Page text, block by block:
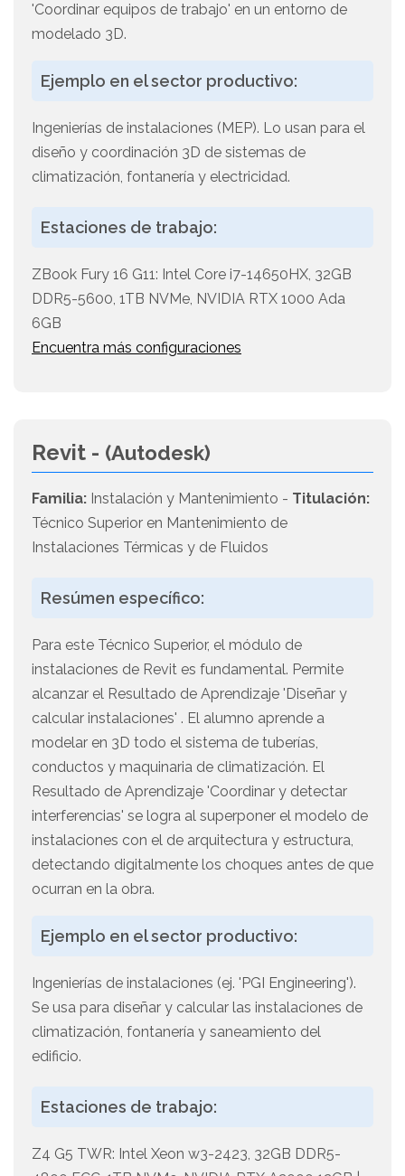
'Coordinar equipos de trabajo' en un entorno de
modelado 3D.
Ejemplo en el sector productivo:
Ingenierías de instalaciones (MEP). Lo usan para el
diseño y coordinación 3D de sistemas de
climatización, fontanería y electricidad.
Estaciones de trabajo:
ZBook Fury 16 G11: Intel Core i7-14650HX, 32GB
DDR5-5600, 1TB NVMe, NVIDIA RTX 1000 Ada
6GB
Encuentra más configuraciones
Revit - (Autodesk)
Familia: Instalación y Mantenimiento - Titulación:
Técnico Superior en Mantenimiento de
Instalaciones Térmicas y de Fluidos
Resúmen específico:
Para este Técnico Superior, el módulo de
instalaciones de Revit es fundamental. Permite
alcanzar el Resultado de Aprendizaje 'Diseñar y
calcular instalaciones' . El alumno aprende a
modelar en 3D todo el sistema de tuberías,
conductos y maquinaria de climatización. El
Resultado de Aprendizaje 'Coordinar y detectar
interferencias' se logra al superponer el modelo de
instalaciones con el de arquitectura y estructura,
detectando digitalmente los choques antes de que
ocurran en la obra.
Ejemplo en el sector productivo:
Ingenierías de instalaciones (ej. 'PGI Engineering').
Se usa para diseñar y calcular las instalaciones de
climatización, fontanería y saneamiento del
edificio.
Estaciones de trabajo:
Z4 G5 TWR: Intel Xeon w3-2423, 32GB DDR5-